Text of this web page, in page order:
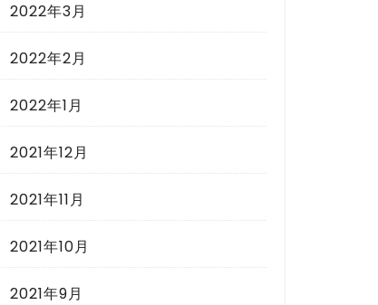
2022年3月
2022年2月
2022年1月
2021年12月
2021年11月
2021年10月
2021年9月